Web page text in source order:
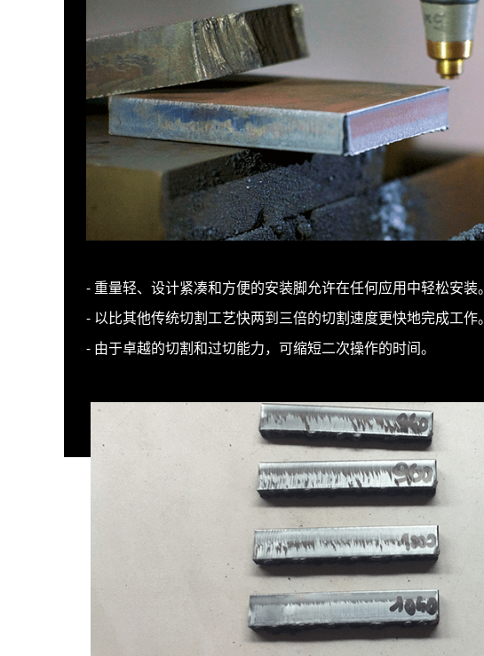
- 重量轻、设计紧凑和方便的安装脚允许在任何应用中轻松安装。
- 以比其他传统切割工艺快两到三倍的切割速度更快地完成工作。
- 由于卓越的切割和过切能力，可缩短二次操作的时间。